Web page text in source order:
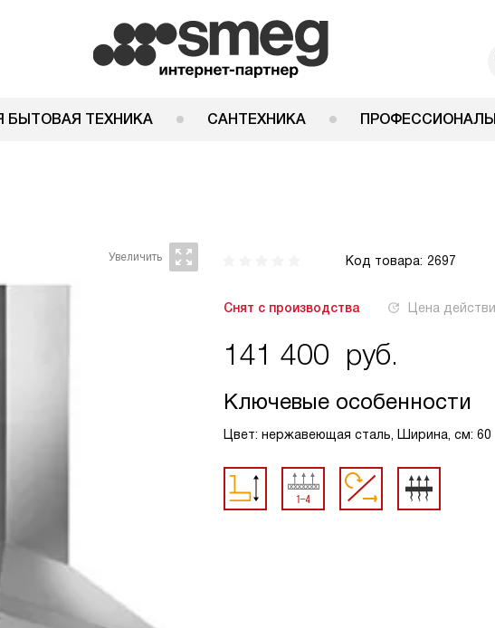
БЫТОВАЯ ТЕХНИКА САНТЕХНИКА
Код товара: 2697
Снят с производства Цена
141 400 руб.
Ключевые особенности
Цвет: нержавеющая сталь, Ширина, см: 60